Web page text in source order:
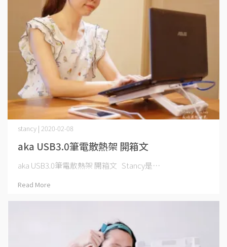
aka USB3.0筆電散熱架 開箱文
stancy | 2020-02-08
aka USB3.0筆電散熱架 開箱文 Stancy是⋯
Read More